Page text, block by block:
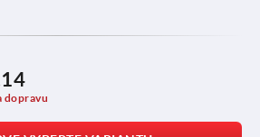
dopravu